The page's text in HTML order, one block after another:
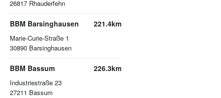
26817 Rhauderfehn
BBM Barsinghausen
Marie-Curie-Straße 1
30890 Barsinghausen
221.4km
BBM Bassum
Industriestraße 23
27211 Bassum
226.3km